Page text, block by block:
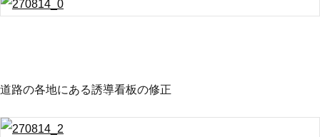
道路の各地にある誘導看板の修正